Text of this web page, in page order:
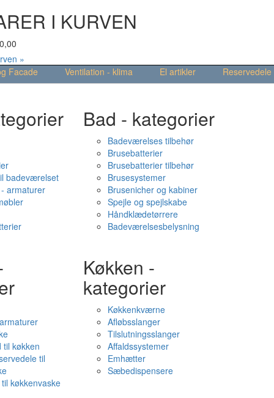
I KURVEN
0,00
»
Facade Ventilation - klima El artikler
Reservedele
badeværelset
armaturer
Bad - kategorier
Badeværelses tilbehør
Brusebatterier
Brusebatterier tilbehør
Brusesystemer
Brusenicher og kabiner
Spejle og spejlskabe
Håndklædetørrere
Badeværelsesbelysning
til køkken
til
køkkenvaske
Køkken -
kategorier
Køkkenkværne
Afløbsslanger
Tilslutningsslanger
Affaldssystemer
Emhætter
Sæbedispensere